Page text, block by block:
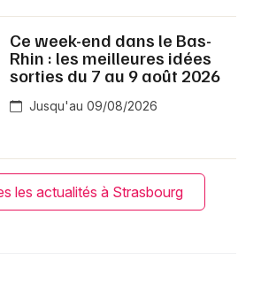
Ce week-end dans le Bas-
Rhin : les meilleures idées
sorties du 7 au 9 août 2026
Jusqu'au 09/08/2026
les actualités à Strasbourg